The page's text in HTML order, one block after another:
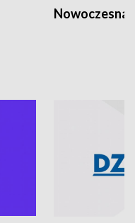
Nowoczesna